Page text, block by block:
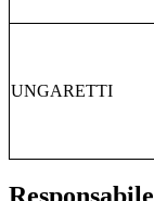
UNGARETTI
Responsabile